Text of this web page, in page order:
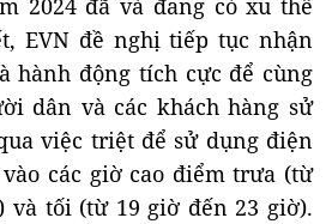
2024 đã và đang có xu thế
EVN đề nghị tiếp tục nhận
hành động tích cực để cùng
dân và các khách hàng sử
việc triệt để sử dụng điện
các giờ cao điểm trưa (từ
và tối (từ 19 giờ đến 23 giờ).